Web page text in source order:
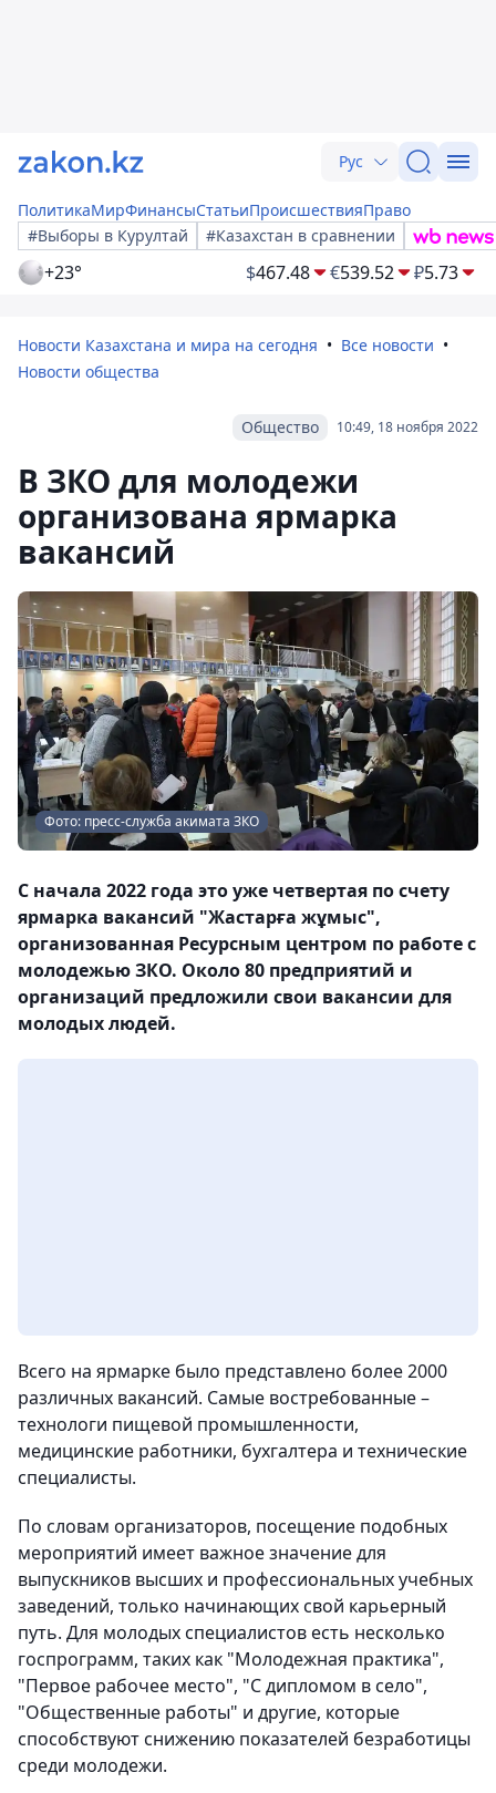
Рус
ПолитикаМирФинансыСтатьиПроисшествияПраво
#Выборы в Курултай
#Казахстан в сравнении
+23° $467.48 €539.52 ₽5.73
Новости Казахстана и мира на сегодня
Все новости
Новости общества
10:49, 18 ноября 2022
Общество
В ЗКО для молодежи
организована ярмарка
вакансий
Фото: пресс-служба акимата ЗКО
С начала 2022 года это уже четвертая по счету
ярмарка вакансий "Жастарға жұмыс",
организованная Ресурсным центром по работе с
молодежью ЗКО. Около 80 предприятий и
организаций предложили свои вакансии для
молодых людей.
Всего на ярмарке было представлено более 2000
различных вакансий. Самые востребованные –
технологи пищевой промышленности,
медицинские работники, бухгалтера и технические
специалисты.
По словам организаторов, посещение подобных
мероприятий имеет важное значение для
выпускников высших и профессиональных учебных
заведений, только начинающих свой карьерный
путь. Для молодых специалистов есть несколько
госпрограмм, таких как "Молодежная практика",
"Первое рабочее место", "С дипломом в село",
"Общественные работы" и другие, которые
способствуют снижению показателей безработицы
среди молодежи.